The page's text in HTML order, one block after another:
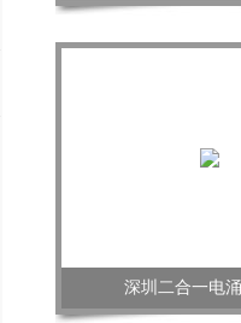
深圳二合一电